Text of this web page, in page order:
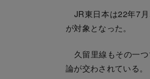
JR東日本は22年7
が対象となった。
久留里線もその一
論が交わされている。